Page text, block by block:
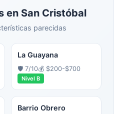
en San Cristóbal
parecidas
La Guayana
🛡️ 7/10💰 $200-$700
Nivel B
Barrio Obrero